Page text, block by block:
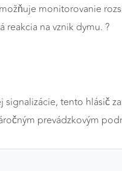
monitorovanie
na vznik dymu. ?
tento hlásič
prevádzkovým